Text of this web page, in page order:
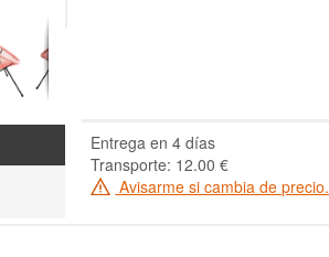
Entrega en 4 días
Transporte: 12.00 €
Avisarme si cambia de precio.